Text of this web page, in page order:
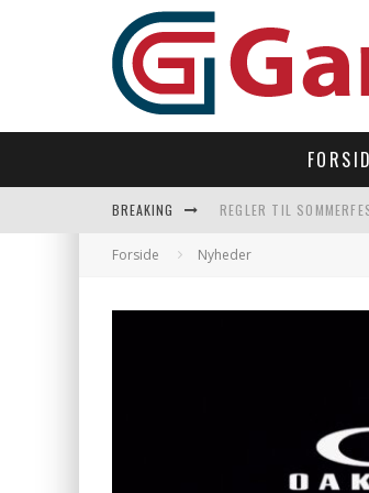
BREAKING REGLER TIL
SUBNAUTICA 2 TAGER
Forside Nyheder